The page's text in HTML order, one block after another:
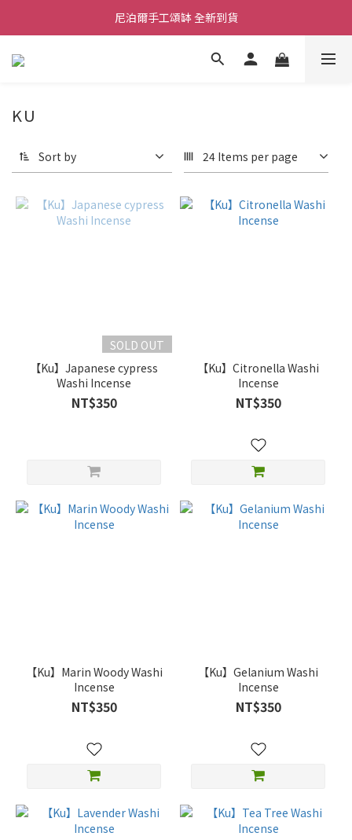
舒壓熱敷枕 全新到貨
尼泊爾手工頌缽 全新到貨
2026  春夏服飾 全新系列到貨
KU
Sort by 24 Items per page
SOLD OUT
【Ku】Japanese cypress
Washi Incense
NT$350
【Ku】Citronella Washi
Incense
NT$350
【Ku】Marin Woody Washi
Incense
NT$350
【Ku】Gelanium Washi
Incense
NT$350